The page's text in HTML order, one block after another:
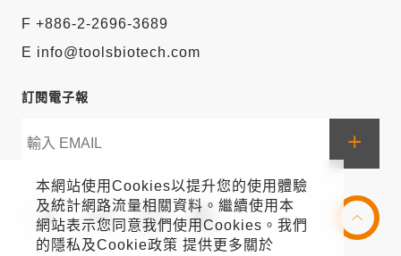
本網站使用Cookies以提升您的使用體驗
及統計網路流量相關資料。繼續使用本
網站表示您同意我們使用Cookies。我們
的隱私及Cookie政策 提供更多關於
F +886-2-2696-3689
E info@toolsbiotech.com
訂閱電子報
+